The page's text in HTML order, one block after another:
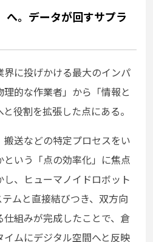
へ。データが回すサプラ
に投げかける最大のインパ
的な作業者」から「情報と
役割を拡張した点にある。
送などの特定プロセスをい
いう「点の効率化」に焦点
、ヒューマノイドロボット
ムと直接結びつき、双方向
組みが完成したことで、倉
ムにデジタル空間へと反映